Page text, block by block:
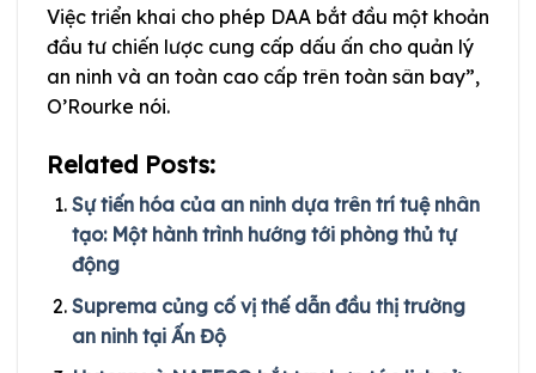
Việc triển khai cho phép DAA bắt đầu một khoản
đầu tư chiến lược cung cấp dấu ấn cho quản lý
an ninh và an toàn cao cấp trên toàn sân bay”,
O’Rourke nói.
Related Posts:
Sự tiến hóa của an ninh dựa trên trí tuệ nhân
tạo: Một hành trình hướng tới phòng thủ tự
động
Suprema củng cố vị thế dẫn đầu thị trường
an ninh tại Ấn Độ